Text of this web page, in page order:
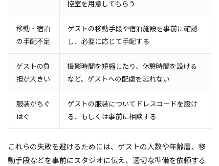
控室を用意してもらう
移動・宿泊
の手配不足
ゲストの移動手段や宿泊施設を事前に確認
し、必要に応じて手配する
ゲストの負
担が大きい
撮影時間を短縮したり、休憩時間を設ける
など、ゲストへの配慮を忘れない
服装がちぐ
はぐ
ゲストの服装についてドレスコードを設け
る、もしくは事前に相談する
これらの失敗を避けるためには、ゲストの人数や年齢層、移
動手段などを事前にスタジオに伝え、適切な準備を依頼する